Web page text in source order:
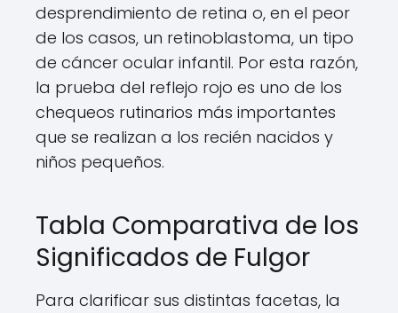
desprendimiento de retina o, en el peor
de los casos, un retinoblastoma, un tipo
de cáncer ocular infantil. Por esta razón,
la prueba del reflejo rojo es uno de los
chequeos rutinarios más importantes
que se realizan a los recién nacidos y
niños pequeños.
Tabla Comparativa de los
Significados de Fulgor
Para clarificar sus distintas facetas, la